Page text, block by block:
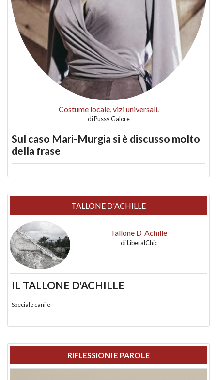
Costume locale, vizi universali.
diPussy Galore
Sul caso Mari-Murgia si è discusso molto
della frase
TALLONE D'ACHILLE
Tallone D`Achille
diLiberalChic
IL TALLONE D'ACHILLE
Speciale canile
RIFLESSIONI E PAROLE